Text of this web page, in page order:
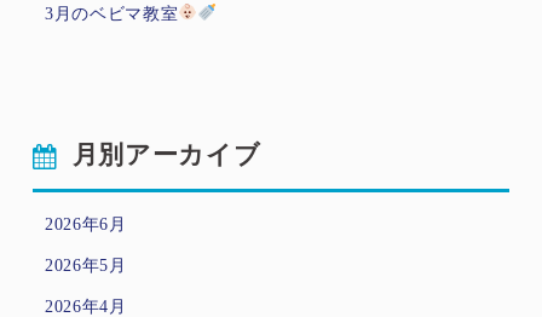
3月のベビマ教室
月別アーカイブ
2026年6月
2026年5月
2026年4月